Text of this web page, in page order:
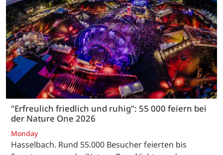
"Erfreulich friedlich und ruhig": 55 000 feiern bei
der Nature One 2026
Monday
Hasselbach. Rund 55.000 Besucher feierten bis